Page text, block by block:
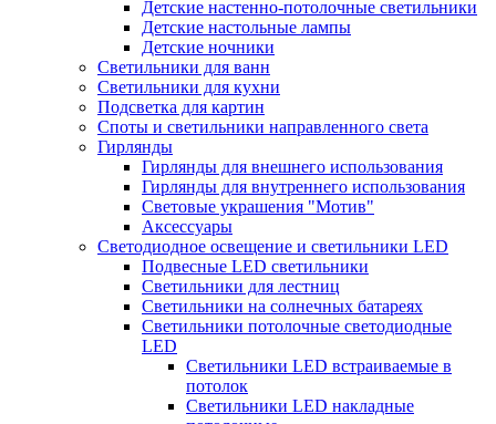
Детские настенно-потолочные светильники
Детские настольные лампы
Детские ночники
Светильники для ванн
Светильники для кухни
Подсветка для картин
Споты и светильники направленного света
Гирлянды
Гирлянды для внешнего использования
Гирлянды для внутреннего использования
Световые украшения "Мотив"
Аксессуары
Светодиодное освещение и светильники LED
Подвесные LED светильники
Светильники для лестниц
Светильники на солнечных батареях
Светильники потолочные светодиодные
LED
Cветильники LED встраиваемые в
потолок
Светильники LED накладные